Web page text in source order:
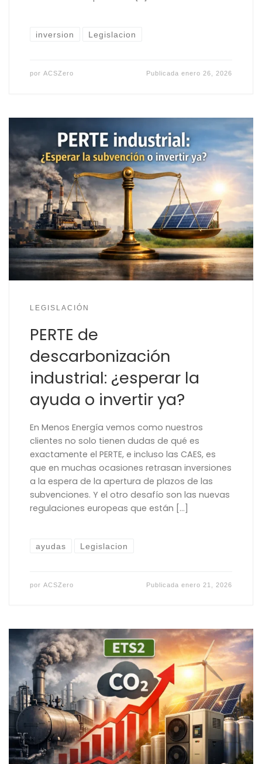
inversion Legislacion
por ACSZero Publicadaenero 26, 2026
LEGISLACIÓN
PERTE de
descarbonización
industrial: ¿esperar la
ayuda o invertir ya?
En Menos Energía vemos como nuestros
clientes no solo tienen dudas de qué es
exactamente el PERTE, e incluso las CAES, es
que en muchas ocasiones retrasan inversiones
a la espera de la apertura de plazos de las
subvenciones. Y el otro desafío son las nuevas
regulaciones europeas que están […]
ayudas Legislacion
por ACSZero Publicadaenero 21, 2026